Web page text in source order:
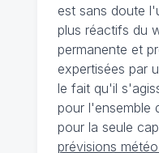
est sans doute
plus réactifs du
permanente et
expertisées par
le fait qu'il
pour l'ensemble
pour la seule
prévisions